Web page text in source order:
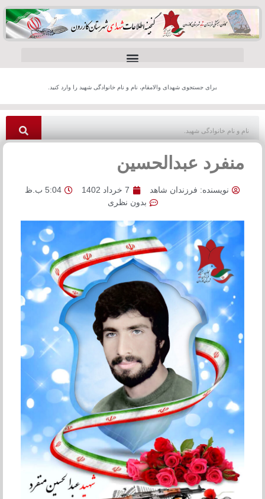
برای جستجوی شهدای والامقام، نام و نام خانوادگی شهید را وارد کنید.
منفرد عبدالحسین
نویسنده: فرزندان شاهد 7 خرداد 1402
5:04 ب.ظ
بدون نظری